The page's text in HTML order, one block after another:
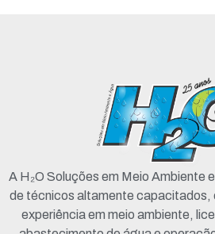
A H₂O Soluções em Meio Ambiente
de técnicos altamente capacitados,
experiência em meio ambiente,